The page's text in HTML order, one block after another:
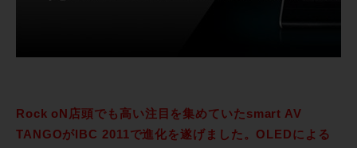
Rock oN店頭でも高い注目を集めていたsmart AV
TANGOがIBC 2011で進化を遂げました。OLEDによる